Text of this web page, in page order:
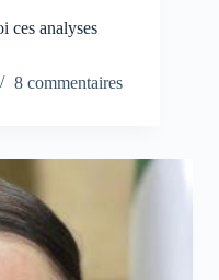
ces analyses
8 commentaires